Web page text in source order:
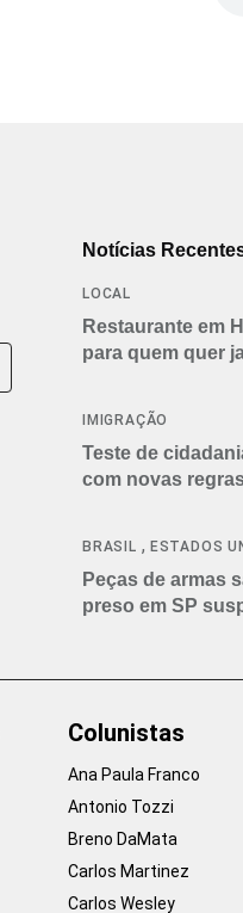
Notícias
LOCAL
Restaurante em
para quem quer
IMIGRAÇÃO
Teste de
com novas
BRASIL , ESTADOS
Peças de armas
preso em SP
Colunistas
Ana Paula Franco
Antonio Tozzi
Breno DaMata
Carlos Martinez
Carlos Wesley